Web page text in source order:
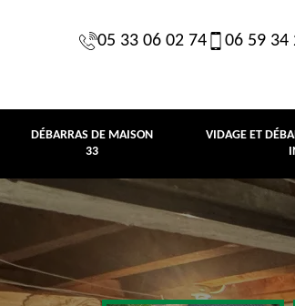
05 33 06 02 74 06 59 34
DÉBARRAS DE MAISON
33
VIDAGE ET